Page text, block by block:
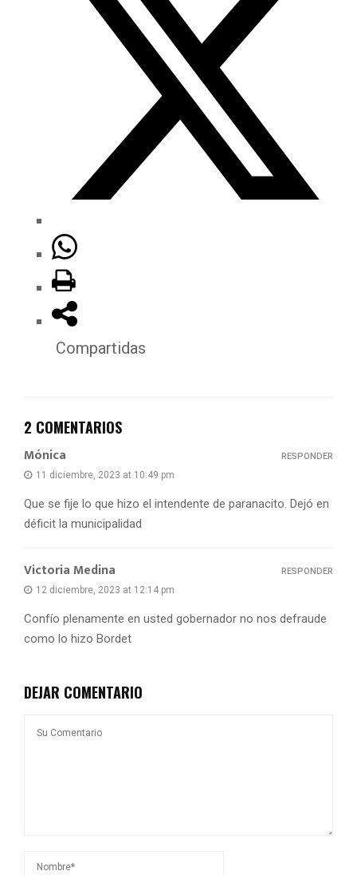
Compartidas
2 COMENTARIOS
Mónica
11 diciembre, 2023 at 10:49 pm
Que se fije lo que hizo el intendente de paranacito. Dejó en
déficit la municipalidad
RESPONDER
Victoria Medina
12 diciembre, 2023 at 12:14 pm
Confío plenamente en usted gobernador no nos defraude
como lo hizo Bordet
RESPONDER
DEJAR COMENTARIO